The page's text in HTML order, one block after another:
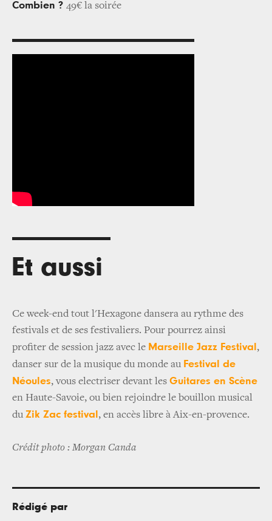
Combien ? 49€ la soirée
Et aussi
Ce week-end tout l'Hexagone dansera au rythme des
festivals et de ses festivaliers. Pour pourrez ainsi
profiter de session jazz avec le Marseille Jazz Festival ,
danser sur de la musique du monde au Festival de
Néoules, vous electriser devant les Guitares en Scène
en Haute-Savoie, ou bien rejoindre le bouillon musical
du Zik Zac festival , en accès libre à Aix-en-provence.
Crédit photo : Morgan Canda
Rédigé par